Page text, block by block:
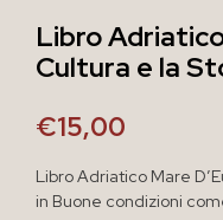
Libro
Cultura e la
€15,00
Libro Adriatico Mare
in Buone condizioni